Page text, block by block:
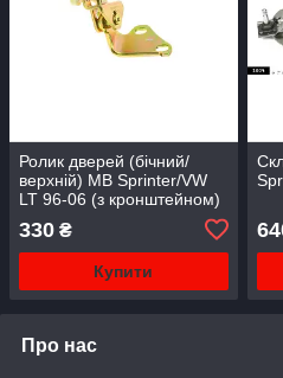
Ролик дверей (бічний/
верхній) MB Sprinter/VW
LT 96-06 (з кронштейном)
330 ₴
Купити
Про нас